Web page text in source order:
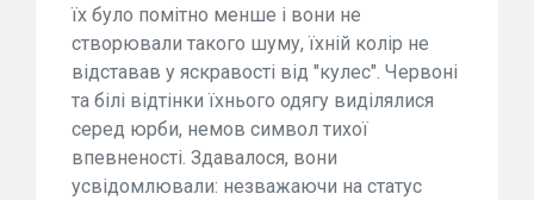
їх було помітно менше і вони не
створювали такого шуму, їхній колір не
відставав у яскравості від "кулес". Червоні
та білі відтінки їхнього одягу виділялися
серед юрби, немов символ тихої
впевненості. Здавалося, вони
усвідомлювали: незважаючи на статус